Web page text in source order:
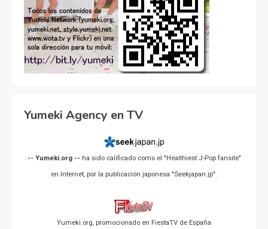
Yumeki Agency en TV
-- Yumeki.org -- ha sido calificado como el "Healthiest J-Pop fansite"
en Internet, por la publicación japonesa "Seekjapan.jp".
Yumeki.org, promocionado en FiestaTV de España